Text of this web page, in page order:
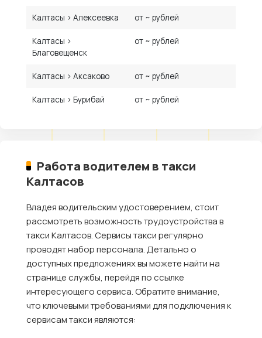
Калтасы › Алексеевка от ~ рублей
Калтасы ›
Благовещенск
от ~ рублей
Калтасы › Аксаково от ~ рублей
Калтасы › Бурибай от ~ рублей
Работа водителем в такси
Калтасов
Владея водительским удостоверением, стоит
рассмотреть возможность трудоустройства в
такси Калтасов. Сервисы такси регулярно
проводят набор персонала. Детально о
доступных предложениях вы можете найти на
странице службы, перейдя по ссылке
интересующего сервиса. Обратите внимание,
что ключевыми требованиями для подключения к
сервисам такси являются: